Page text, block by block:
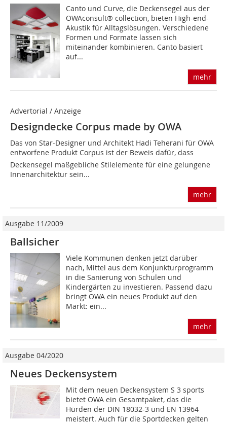
Canto und Curve, die Deckensegel aus der
OWAconsult® collection, bieten High-end-
Akustik für Alltagslösungen. Verschiedene
Formen und Formate lassen sich
miteinander kombinieren. Canto basiert
auf...
mehr
Advertorial / Anzeige
Designdecke Corpus made by OWA
Das von Star-Designer und Architekt Hadi Teherani für OWA
entworfene Produkt Corpus ist der Beweis dafür, dass
Deckensegel maßgebliche Stilelemente für eine gelungene
Innenarchitektur sein...
mehr
Ausgabe 11/2009
Ballsicher
Viele Kommunen denken jetzt darüber
nach, Mittel aus dem Konjunkturprogramm
in die Sanierung von Schulen und
Kindergärten zu investieren. Passend dazu
bringt OWA ein neues Produkt auf den
Markt: ein...
mehr
Ausgabe 04/2020
Neues Deckensystem
Mit dem neuen Deckensystem S 3 sports
bietet OWA ein Gesamtpaket, das die
Hürden der DIN 18032-3 und EN 13964
meistert. Auch für die Sportdecken gelten